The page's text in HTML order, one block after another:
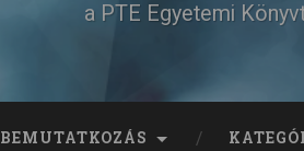
a PTE Egyetemi
BEMUTATKOZÁS